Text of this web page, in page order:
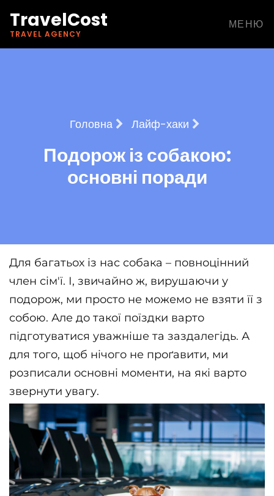
TravelCost
TRAVEL AGENCY
МЕНЮ
Головна Лайф-хаки
Подорож із собакою:
основні поради
Для багатьох із нас собака – повноцінний
член сім'ї. І, звичайно ж, вирушаючи у
подорож, ми просто не можемо не взяти її з
собою. Але до такої поїздки варто
підготуватися уважніше та заздалегідь. А
для того, щоб нічого не проґавити, ми
розписали основні моменти, на які варто
звернути увагу.